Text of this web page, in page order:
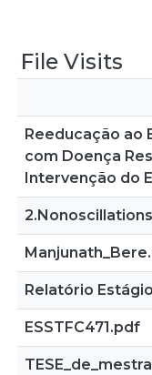
File Visits
Reeducação ao
com Doença
Intervenção do
Relatório
ESSTFC471.pdf